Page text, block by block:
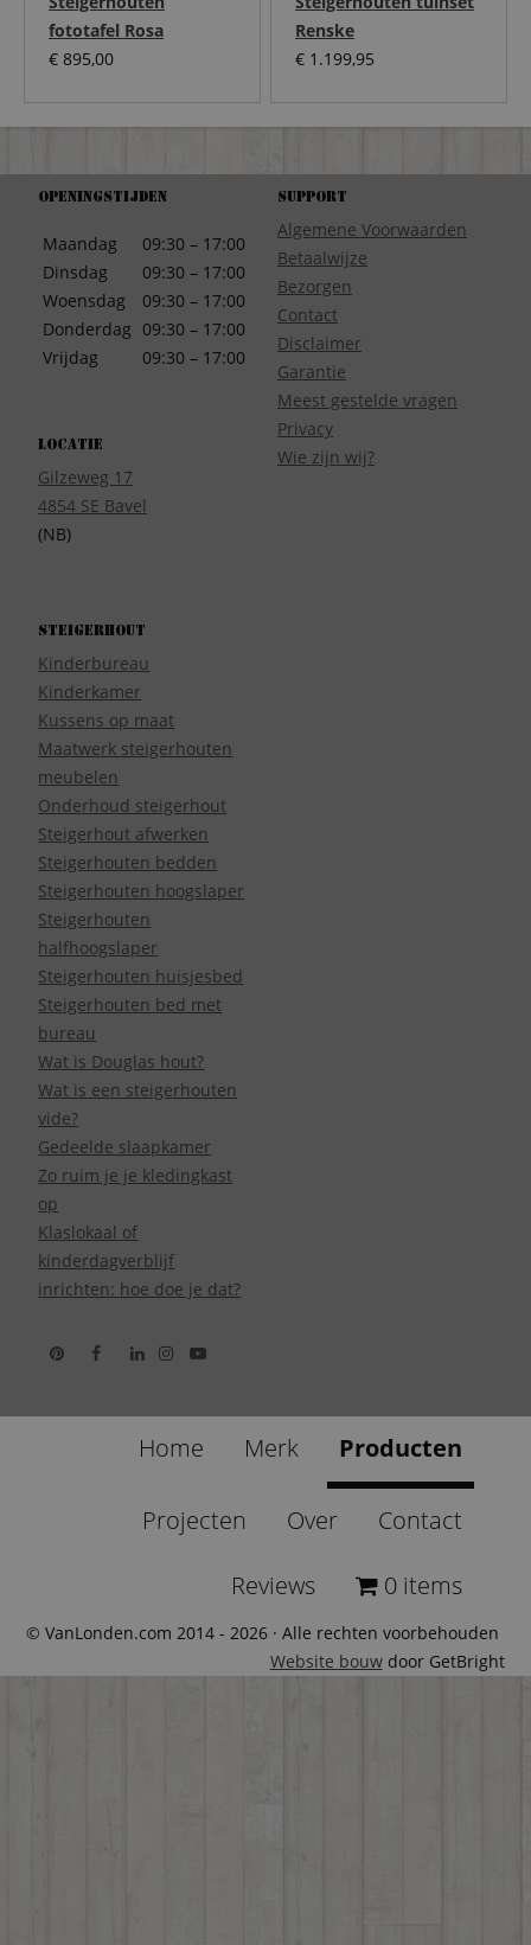
Renske
€ 1.199,95
fototafel Rosa
€ 895,00
Openingstijden
Maandag
Dinsdag
Woensdag
Donderdag
Vrijdag
09:30 – 17:00
09:30 – 17:00
09:30 – 17:00
09:30 – 17:00
09:30 – 17:00
Locatie
Gilzeweg 17
4854 SE Bavel
(NB)
Support
Algemene Voorwaarden
Betaalwijze
Bezorgen
Contact
Disclaimer
Garantie
Meest gestelde vragen
Privacy
Wie zijn wij?
Steigerhout
Kinderbureau
Kinderkamer
Kussens op maat
Maatwerk steigerhouten
meubelen
Onderhoud steigerhout
Steigerhout afwerken
Steigerhouten bedden
Steigerhouten hoogslaper
Steigerhouten
halfhoogslaper
Steigerhouten huisjesbed
Steigerhouten bed met
bureau
Wat is Douglas hout?
Wat is een steigerhouten
vide?
Gedeelde slaapkamer
Zo ruim je je kledingkast
op
Klaslokaal of
kinderdagverblijf
inrichten: hoe doe je dat?
Home Merk Producten
Projecten Over Contact
Reviews 0 items
© VanLonden.com 2014 - 2026 · Alle rechten voorbehouden
Website bouwdoor GetBright